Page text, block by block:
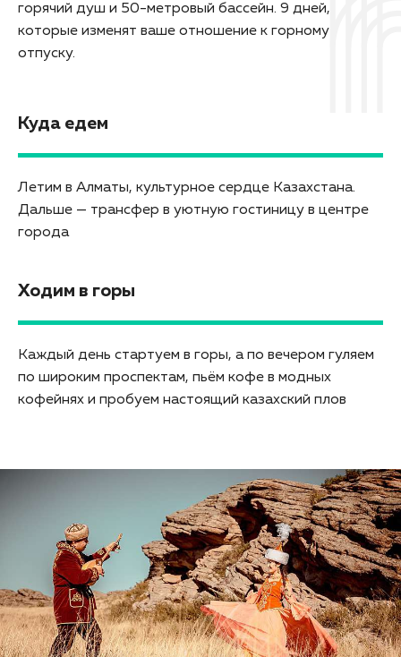
горячий душ и 50-метровый бассейн. 9 дней,
которые изменят ваше отношение к горному
отпуску.
Куда едем
Летим в Алматы, культурное сердце Казахстана.
Дальше — трансфер в уютную гостиницу в центре
города
Ходим в горы
Каждый день стартуем в горы, а по вечером гуляем
по широким проспектам, пьём кофе в модных
кофейнях и пробуем настоящий казахский плов